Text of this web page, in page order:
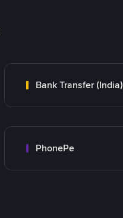
Bank Transfer (India)
PhonePe